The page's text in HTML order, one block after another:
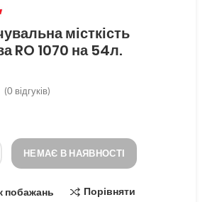
місткість
RO 1070 на 54л.
(0 відгуків)
НЕМАЄ В НАЯВНОСТІ
побажань Порівняти